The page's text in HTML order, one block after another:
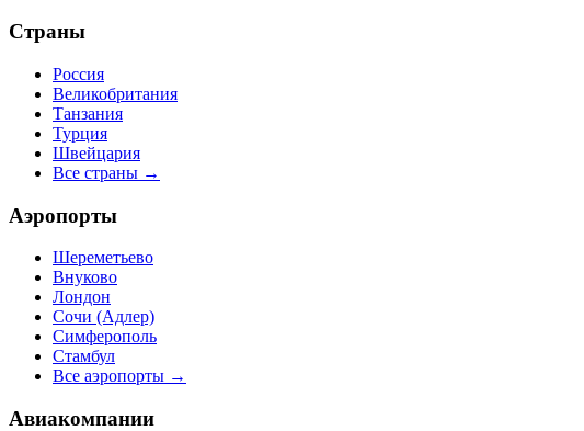
Страны
Россия
Великобритания
Танзания
Турция
Швейцария
Все страны →
Аэропорты
Шереметьево
Внуково
Лондон
Сочи (Адлер)
Симферополь
Стамбул
Все аэропорты →
Авиакомпании